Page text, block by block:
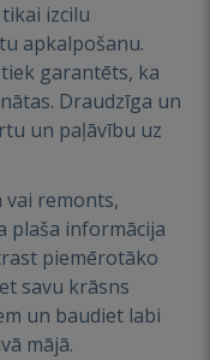
izcilu
apkalpošanu.
garantēts, ka
Draudzīga un
un paļāvību uz
vai remonts,
plaša informācija
piemērotāko
savu krāsns
un baudiet labi
mājā.